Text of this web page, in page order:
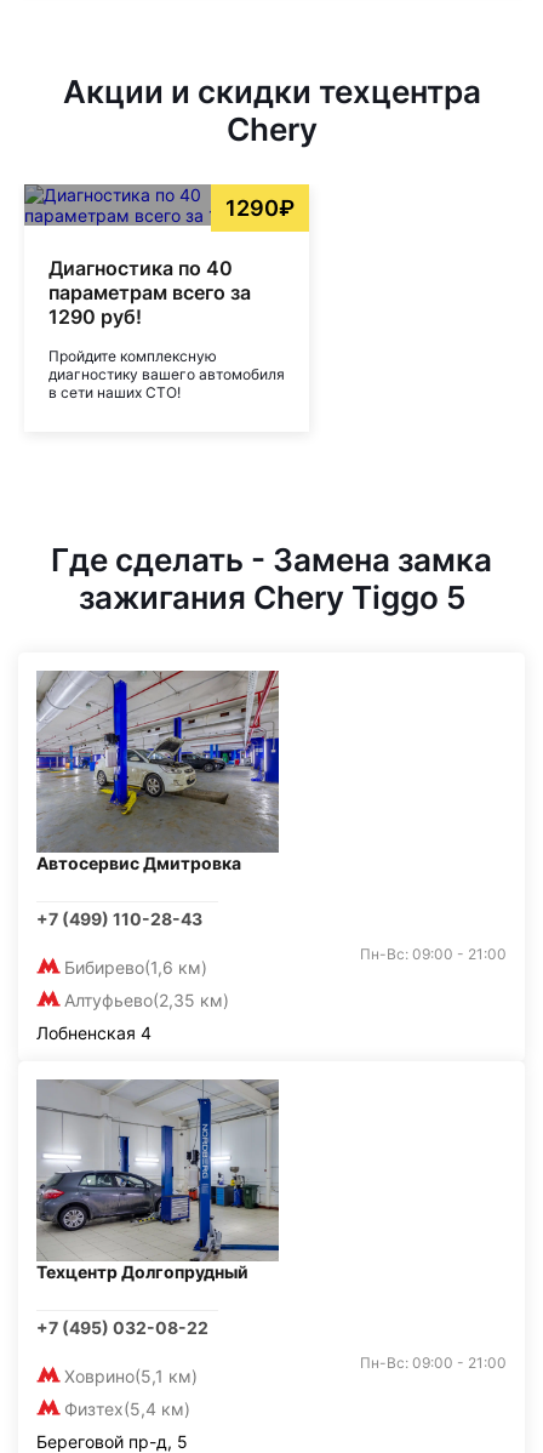
Акции и скидки техцентра
Chery
1290₽
Диагностика по 40
параметрам всего за
1290 руб!
Пройдите комплексную
диагностику вашего автомобиля
в сети наших СТО!
Где сделать - Замена замка
зажигания Chery Tiggo 5
Автосервис Дмитровка
+7 (499) 110-28-43
Бибирево(1,6 км)
Алтуфьево(2,35 км)
Пн-Вс: 09:00 - 21:00
Лобненская 4
Техцентр Долгопрудный
+7 (495) 032-08-22
Ховрино(5,1 км)
Физтех(5,4 км)
Пн-Вс: 09:00 - 21:00
Береговой пр-д, 5